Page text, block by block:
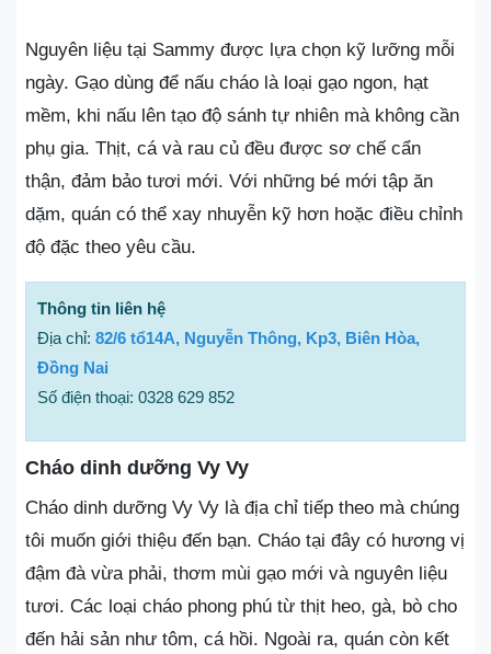
Nguyên liệu tại Sammy được lựa chọn kỹ lưỡng mỗi
ngày. Gạo dùng để nấu cháo là loại gạo ngon, hạt
mềm, khi nấu lên tạo độ sánh tự nhiên mà không cần
phụ gia. Thịt, cá và rau củ đều được sơ chế cẩn
thận, đảm bảo tươi mới. Với những bé mới tập ăn
dặm, quán có thể xay nhuyễn kỹ hơn hoặc điều chỉnh
độ đặc theo yêu cầu.
Thông tin liên hệ
Địa chỉ: 82/6 tổ14A, Nguyễn Thông, Kp3, Biên Hòa,
Đồng Nai
Số điện thoại: 0328 629 852
Cháo dinh dưỡng Vy Vy
Cháo dinh dưỡng Vy Vy là địa chỉ tiếp theo mà chúng
tôi muốn giới thiệu đến bạn. Cháo tại đây có hương vị
đậm đà vừa phải, thơm mùi gạo mới và nguyên liệu
tươi. Các loại cháo phong phú từ thịt heo, gà, bò cho
đến hải sản như tôm, cá hồi. Ngoài ra, quán còn kết